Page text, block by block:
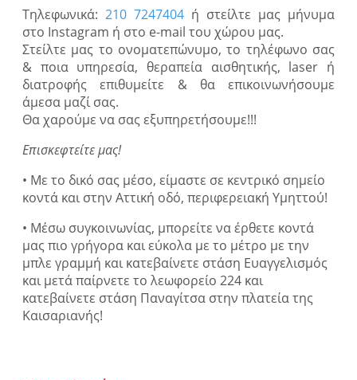
Τηλεφωνικά: 210 7247404 ή στείλτε μας μήνυμα
στο Instagram ή στο e-mail του χώρου μας.
Στείλτε μας το ονοματεπώνυμο, το τηλέφωνο σας
& ποια υπηρεσία, θεραπεία αισθητικής, laser ή
διατροφής επιθυμείτε & θα επικοινωνήσουμε
άμεσα μαζί σας.
Θα χαρούμε να σας εξυπηρετήσουμε!!!
Επισκεφτείτε μας!
• Με το δικό σας μέσο, είμαστε σε κεντρικό σημείο
κοντά και στην Αττική οδό, περιφερειακή Υμηττού!
• Μέσω συγκοινωνίας, μπορείτε να έρθετε κοντά
μας πιο γρήγορα και εύκολα με το μέτρο με την
μπλε γραμμή και κατεβαίνετε στάση Ευαγγελισμός
και μετά παίρνετε το λεωφορείο 224 και
κατεβαίνετε στάση Παναγίτσα στην πλατεία της
Καισαριανής!